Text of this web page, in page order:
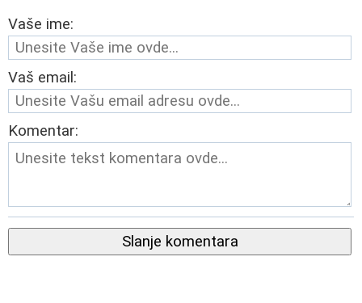
Vaše ime:
Vaš email:
Komentar:
Slanje komentara